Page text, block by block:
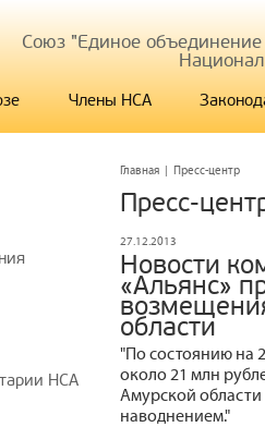
Союз "Единое
Члены НСА
Главная | Пресс-центр
Пресс-
27.12.2013
Новости
«Альянс»
области
"По состоянию на
около 21 млн
Амурской области
наводнением."
НСА